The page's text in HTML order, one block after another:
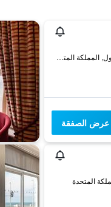
250-262 North Promenade, بلاكبول, المملكة المتحدة
عرض الصفقة